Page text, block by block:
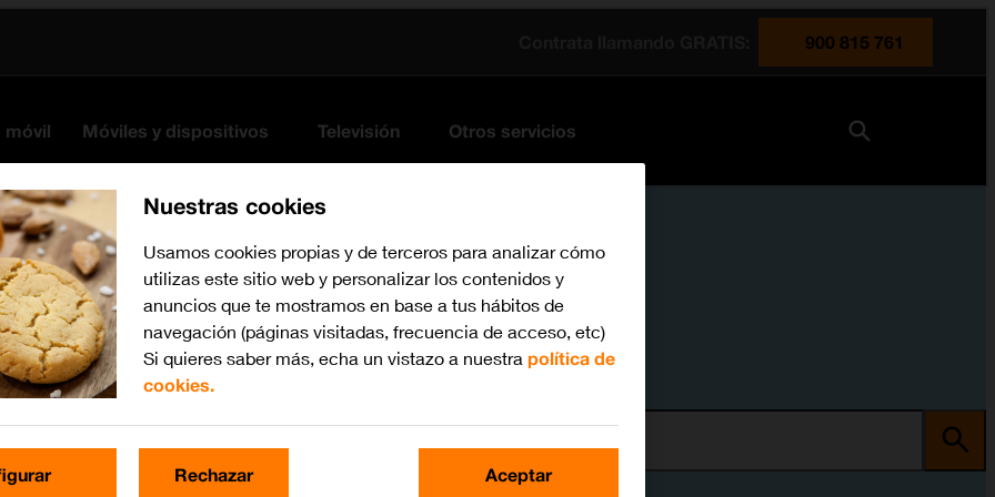
900 815 761
móvil Móviles y dispositivos Televisión Otros servicios
Nuestras cookies
Usamos cookies propias y de terceros para analizar cómo
utilizas este sitio web y personalizar los contenidos y
anuncios que te mostramos en base a tus hábitos de
navegación (páginas visitadas, frecuencia de acceso, etc)
Si quieres saber más, echa un vistazo a nuestra política de
cookies.
Rechazar Aceptar